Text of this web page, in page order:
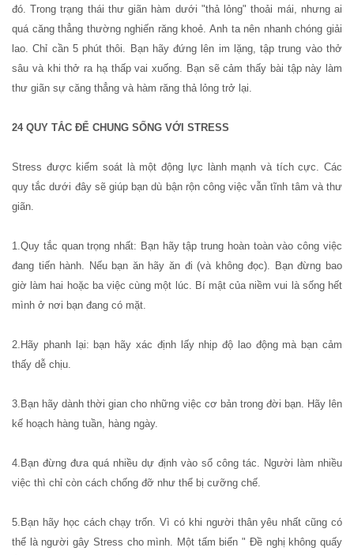
đó. Trong trạng thái thư giãn hàm dưới "thả lỏng" thoải mái, nhưng ai
quá căng thẳng thường nghiến răng khoẻ. Anh ta nên nhanh chóng giải
lao. Chỉ cần 5 phút thôi. Bạn hãy đứng lên im lặng, tập trung vào thở
sâu và khi thở ra hạ thấp vai xuống. Bạn sẽ cảm thấy bài tập này làm
thư giãn sự căng thẳng và hàm răng thả lỏng trở lại.
24 QUY TẮC ĐỂ CHUNG SỐNG VỚI STRESS
Stress được kiểm soát là một động lực lành mạnh và tích cực. Các
quy tắc dưới đây sẽ giúp bạn dù bận rộn công việc vẫn tĩnh tâm và thư
giãn.
1.Quy tắc quan trọng nhất: Bạn hãy tập trung hoàn toàn vào công việc
đang tiến hành. Nếu bạn ăn hãy ăn đi (và không đọc). Bạn đừng bao
giờ làm hai hoặc ba việc cùng một lúc. Bí mật của niềm vui là sống hết
mình ở nơi bạn đang có mặt.
2.Hãy phanh lại: bạn hãy xác định lấy nhịp độ lao động mà bạn cảm
thấy dễ chịu.
3.Bạn hãy dành thời gian cho những việc cơ bản trong đời bạn. Hãy lên
kế hoạch hàng tuần, hàng ngày.
4.Bạn đừng đưa quá nhiều dự định vào sổ công tác. Người làm nhiều
việc thì chỉ còn cách chống đỡ như thể bị cưỡng chế.
5.Bạn hãy học cách chạy trốn. Vì có khi người thân yêu nhất cũng có
thể là người gây Stress cho mình. Một tấm biển " Đề nghị không quấy